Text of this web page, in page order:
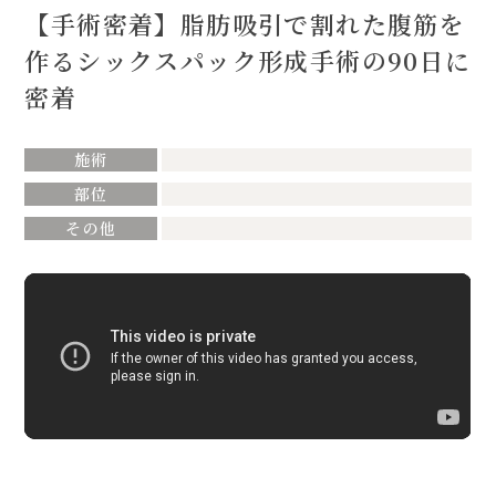
【手術密着】脂肪吸引で割れた腹筋を
作るシックスパック形成手術の90日に
密着
施術
部位
その他